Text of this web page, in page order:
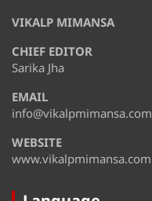
Tuesday
August 12
Wednesday
August 13
Thursday
VIKALP MIMANSA
CHIEF EDITOR
Sarika Jha
EMAIL
info@vikalpmimansa.com
WEBSITE
www.vikalpmimansa.com